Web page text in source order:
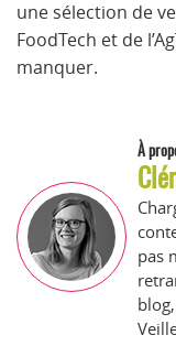
une sélection de
FoodTech et de
manquer.
À
pas